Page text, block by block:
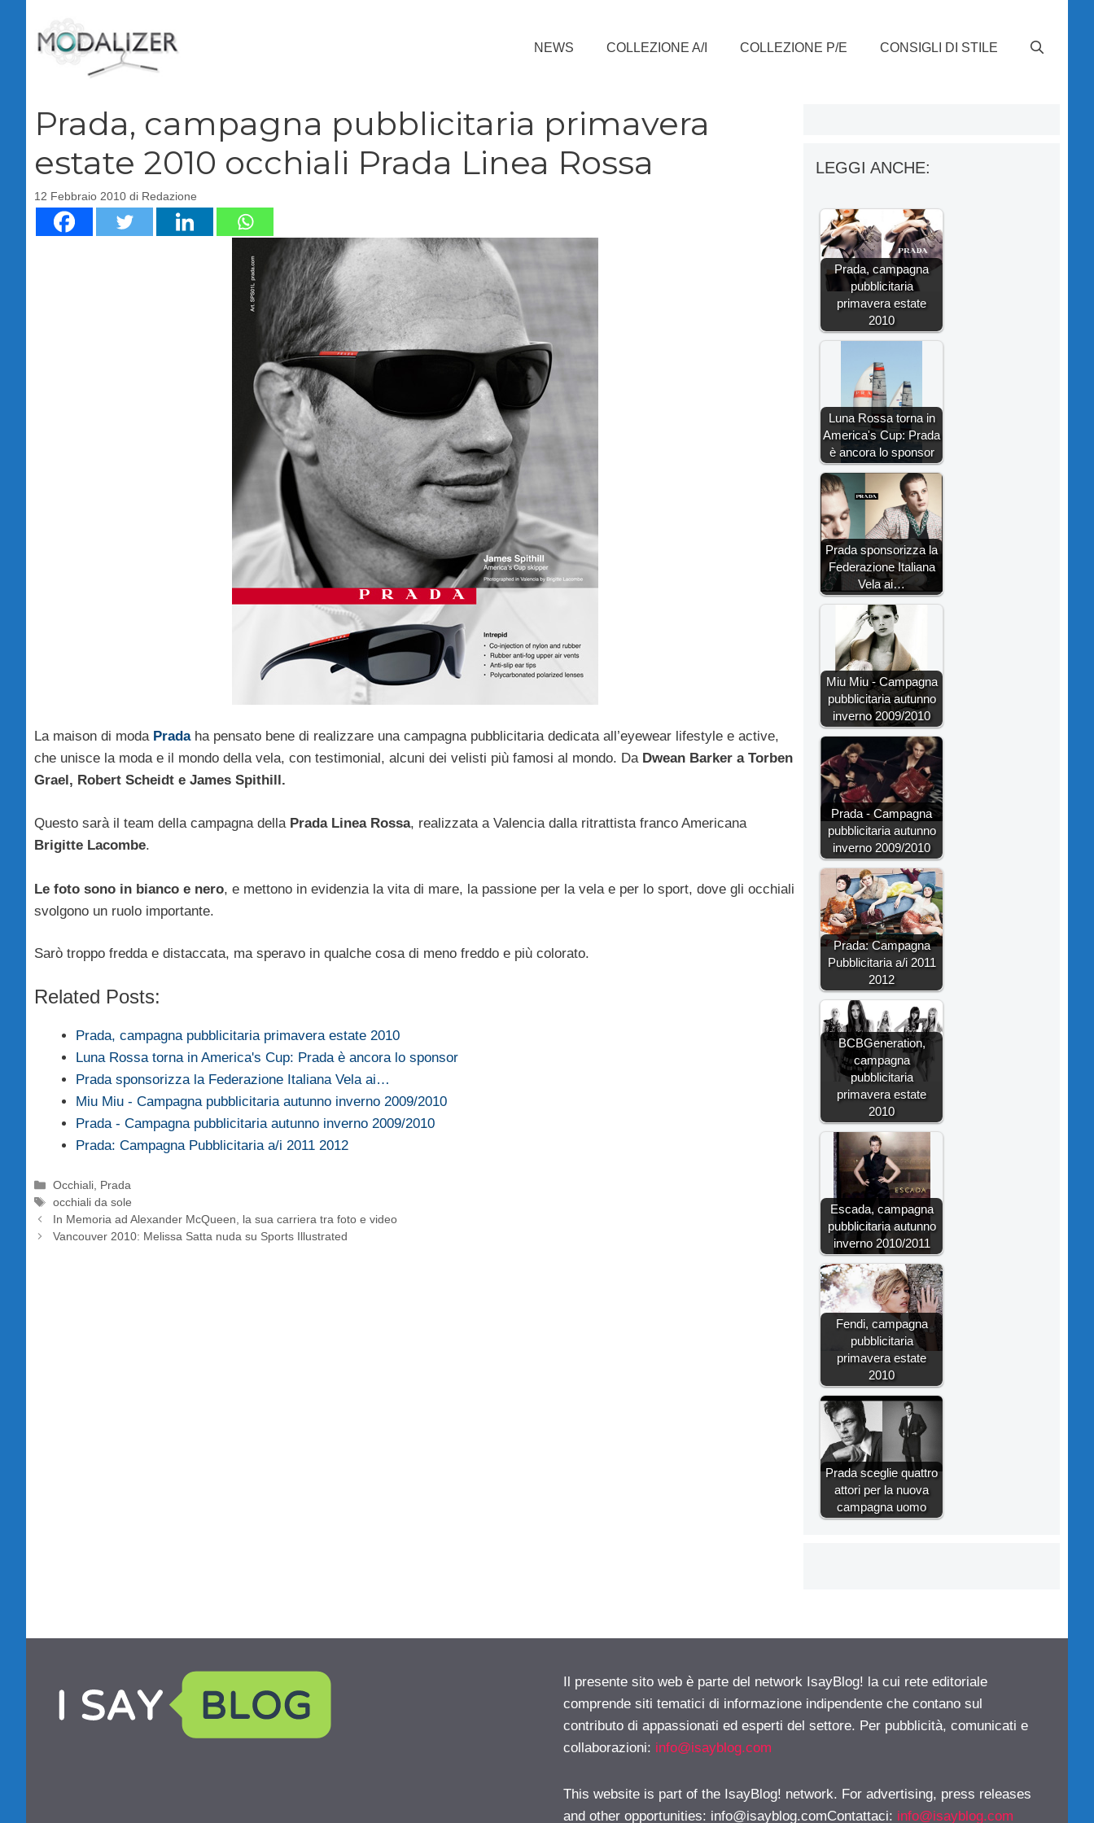
contenuto
NEWS COLLEZIONE A/I COLLEZIONE P/E CONSIGLI DI STILE
Prada, campagna pubblicitaria primavera
estate 2010 occhiali Prada Linea Rossa
12 Febbraio 2010 di Redazione
La maison di moda Pradaha pensato bene di realizzare una campagna pubblicitaria dedicata all’eyewear lifestyle e active,
che unisce la moda e il mondo della vela, con testimonial, alcuni dei velisti più famosi al mondo. Da Dwean Barker a Torben
Grael, Robert Scheidt e James Spithill.
Questo sarà il team della campagna della Prada Linea Rossa, realizzata a Valencia dalla ritrattista franco Americana
Brigitte Lacombe.
Le foto sono in bianco e nero, e mettono in evidenzia la vita di mare, la passione per la vela e per lo sport, dove gli occhiali
svolgono un ruolo importante.
Sarò troppo fredda e distaccata, ma speravo in qualche cosa di meno freddo e più colorato.
Related Posts:
Prada, campagna pubblicitaria primavera estate 2010
Luna Rossa torna in America's Cup: Prada è ancora lo sponsor
Prada sponsorizza la Federazione Italiana Vela ai…
Miu Miu - Campagna pubblicitaria autunno inverno 2009/2010
Prada - Campagna pubblicitaria autunno inverno 2009/2010
Prada: Campagna Pubblicitaria a/i 2011 2012
Categorie
Occhiali, Prada
Tag
occhiali da sole
In Memoria ad Alexander McQueen, la sua carriera tra foto e video
Vancouver 2010: Melissa Satta nuda su Sports Illustrated
LEGGI ANCHE:
Prada, campagna
pubblicitaria
primavera estate
2010
Luna Rossa torna in
America's Cup: Prada
è ancora lo sponsor
Prada sponsorizza la
Federazione Italiana
Vela ai…
Miu Miu - Campagna
pubblicitaria autunno
inverno 2009/2010
Prada - Campagna
pubblicitaria autunno
inverno 2009/2010
Prada: Campagna
Pubblicitaria a/i 2011
2012
BCBGeneration,
campagna
pubblicitaria
primavera estate
2010
Escada, campagna
pubblicitaria autunno
inverno 2010/2011
Fendi, campagna
pubblicitaria
primavera estate
2010
Prada sceglie quattro
attori per la nuova
campagna uomo
Il presente sito web è parte del network IsayBlog! la cui rete editoriale
comprende siti tematici di informazione indipendente che contano sul
contributo di appassionati ed esperti del settore. Per pubblicità, comunicati e
collaborazioni: info@isayblog.com
This website is part of the IsayBlog! network. For advertising, press releases
and other opportunities: info@isayblog.comContattaci: info@isayblog.com